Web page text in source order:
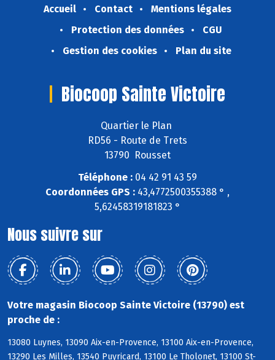
Accueil Contact
Mentions légales
Protection des données
CGU
Gestion des cookies
Plan du site
Biocoop Sainte Victoire
Quartier le Plan
RD56 - Route de Trets
13790 Rousset
Téléphone : 04 42 91 43 59
Coordonnées GPS : 43,4772500355388 ° ,
5,62458319181823 °
Nous suivre sur
Votre magasin Biocoop Sainte Victoire (13790) est
proche de :
13080 Luynes, 13090 Aix-en-Provence, 13100 Aix-en-Provence,
13290 Les Milles, 13540 Puyricard, 13100 Le Tholonet, 13100 St-